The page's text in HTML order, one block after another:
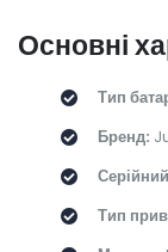
Основні
Тип
Бренд:
Тип